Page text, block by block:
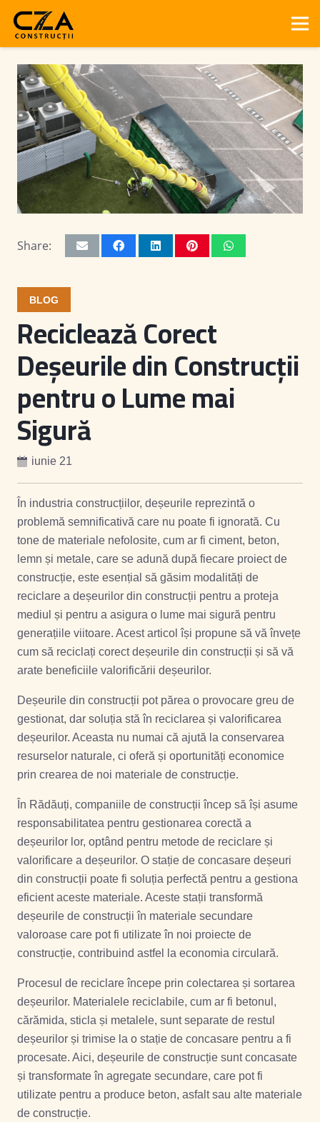
Share:
BLOG
Reciclează Corect
Deșeurile din Construcții
pentru o Lume mai
Sigură
iunie 21
În industria construcțiilor, deșeurile reprezintă o
problemă semnificativă care nu poate fi ignorată. Cu
tone de materiale nefolosite, cum ar fi ciment, beton,
lemn și metale, care se adună după fiecare proiect de
construcție, este esențial să găsim modalități de
reciclare a deșeurilor din construcții pentru a proteja
mediul și pentru a asigura o lume mai sigură pentru
generațiile viitoare. Acest articol își propune să vă învețe
cum să reciclați corect deșeurile din construcții și să vă
arate beneficiile valorificării deșeurilor.
Deșeurile din construcții pot părea o provocare greu de
gestionat, dar soluția stă în reciclarea și valorificarea
deșeurilor. Aceasta nu numai că ajută la conservarea
resurselor naturale, ci oferă și oportunități economice
prin crearea de noi materiale de construcție.
În Rădăuți, companiile de construcții încep să își asume
responsabilitatea pentru gestionarea corectă a
deșeurilor lor, optând pentru metode de reciclare și
valorificare a deșeurilor. O stație de concasare deșeuri
din construcții poate fi soluția perfectă pentru a gestiona
eficient aceste materiale. Aceste stații transformă
deșeurile de construcții în materiale secundare
valoroase care pot fi utilizate în noi proiecte de
construcție, contribuind astfel la economia circulară.
Procesul de reciclare începe prin colectarea și sortarea
deșeurilor. Materialele reciclabile, cum ar fi betonul,
cărămida, sticla și metalele, sunt separate de restul
deșeurilor și trimise la o stație de concasare pentru a fi
procesate. Aici, deșeurile de construcție sunt concasate
și transformate în agregate secundare, care pot fi
utilizate pentru a produce beton, asfalt sau alte materiale
de construcție.